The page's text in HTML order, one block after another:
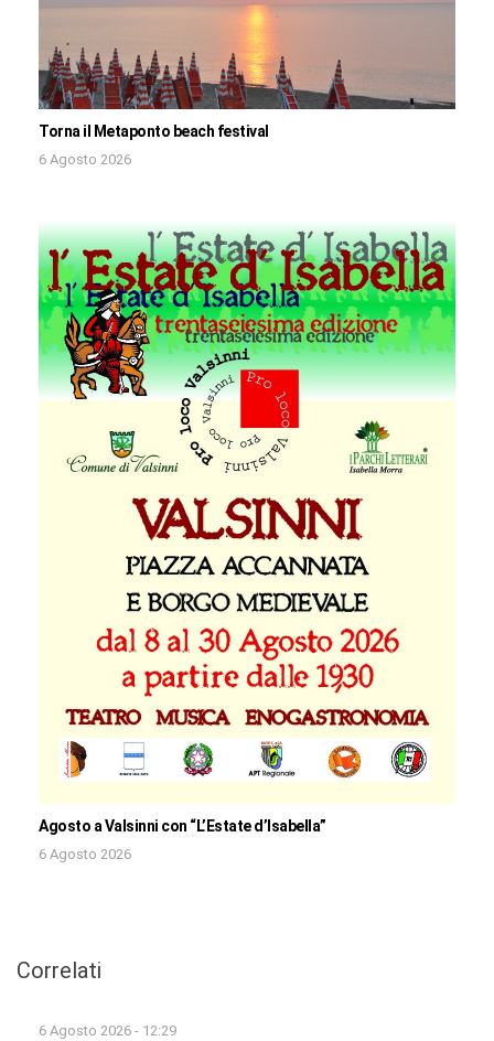
Torna il Metaponto beach festival
6 Agosto 2026
Agosto a Valsinni con “L’Estate d’Isabella”
6 Agosto 2026
Correlati
6 Agosto 2026 - 12:29